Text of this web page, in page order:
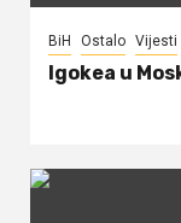
BiH Ostalo Vijesti
Igokea u